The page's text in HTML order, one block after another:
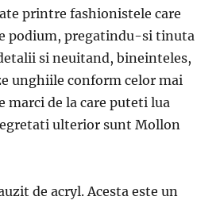
printre fashionistele care
podium, pregatindu-si tinuta
si neuitand, bineinteles,
unghiile conform celor mai
marci de la care puteti lua
ulterior sunt Mollon
de acryl. Acesta este un